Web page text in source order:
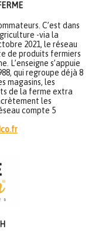
C’est dans
-via la
2021, le réseau
de produits fermiers
L’enseigne s’appuie
qui regroupe déjà 8
magasins, les
de la ferme extra
les
compte 5